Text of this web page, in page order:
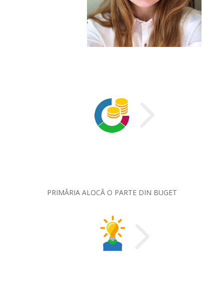
PRIMĂRIA ALOCĂ O PARTE DIN BUGET